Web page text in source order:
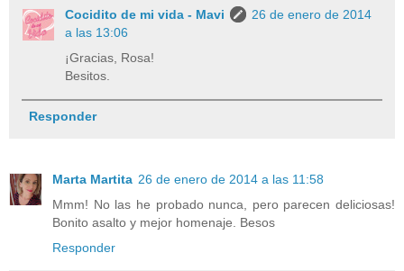
Cocidito de mi vida - Mavi
26 de enero de 2014
a las 13:06
¡Gracias, Rosa!
Besitos.
Responder
Marta Martita 26 de enero de 2014 a las 11:58
Mmm! No las he probado nunca, pero parecen deliciosas!
Bonito asalto y mejor homenaje. Besos
Responder